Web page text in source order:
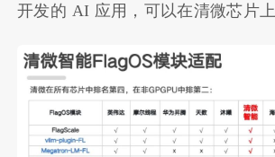
开发的 AI 应用，可以在清微芯片上